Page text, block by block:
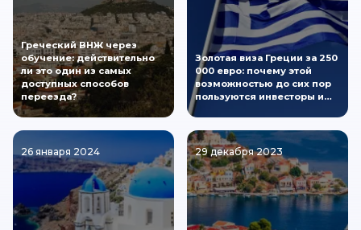
Греческий ВНЖ через
обучение: действительно
ли это один из самых
доступных способов
переезда?
Золотая виза Греции за 250
000 евро: почему этой
возможностью до сих пор
пользуются инвесторы и…
26 января 2024 29 декабря 2023